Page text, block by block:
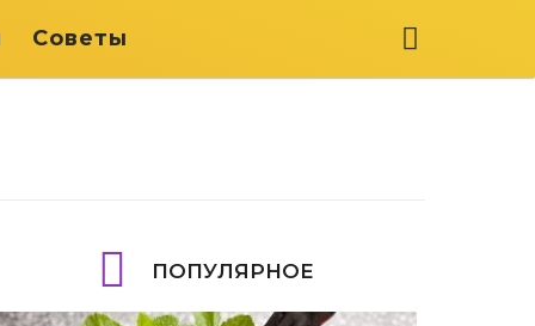
Советы
ПОПУЛЯРНОЕ